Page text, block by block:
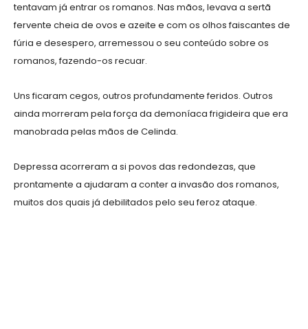
tentavam já entrar os romanos. Nas mãos, levava a sertã
fervente cheia de ovos e azeite e com os olhos faiscantes de
fúria e desespero, arremessou o seu conteúdo sobre os
romanos, fazendo-os recuar.
Uns ficaram cegos, outros profundamente feridos. Outros
ainda morreram pela força da demoníaca frigideira que era
manobrada pelas mãos de Celinda.
Depressa acorreram a si povos das redondezas, que
prontamente a ajudaram a conter a invasão dos romanos,
muitos dos quais já debilitados pelo seu feroz ataque.